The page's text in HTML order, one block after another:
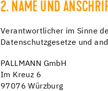
2. NAME UND
Verantwortlicher im Sinne
Datenschutzgesetze und
PALLMANN GmbH
Im Kreuz 6
97076 Würzburg